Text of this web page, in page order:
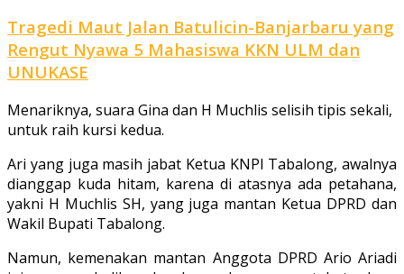
Tragedi Maut Jalan Batulicin-Banjarbaru yang
Rengut Nyawa 5 Mahasiswa KKN ULM dan
UNUKASE
Menariknya, suara Gina dan H Muchlis selisih tipis sekali,
untuk raih kursi kedua.
Ari yang juga masih jabat Ketua KNPI Tabalong, awalnya
dianggap kuda hitam, karena di atasnya ada petahana,
yakni H Muchlis SH, yang juga mantan Ketua DPRD dan
Wakil Bupati Tabalong.
Namun, kemenakan mantan Anggota DPRD Ario Ariadi